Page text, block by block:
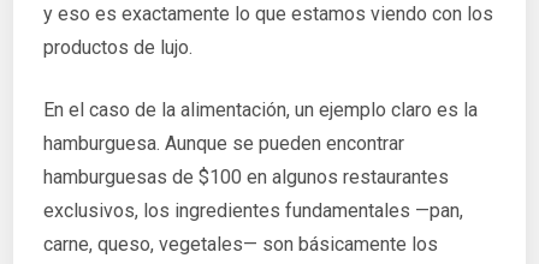
y eso es exactamente lo que estamos viendo con los
productos de lujo.
En el caso de la alimentación, un ejemplo claro es la
hamburguesa. Aunque se pueden encontrar
hamburguesas de $100 en algunos restaurantes
exclusivos, los ingredientes fundamentales —pan,
carne, queso, vegetales— son básicamente los